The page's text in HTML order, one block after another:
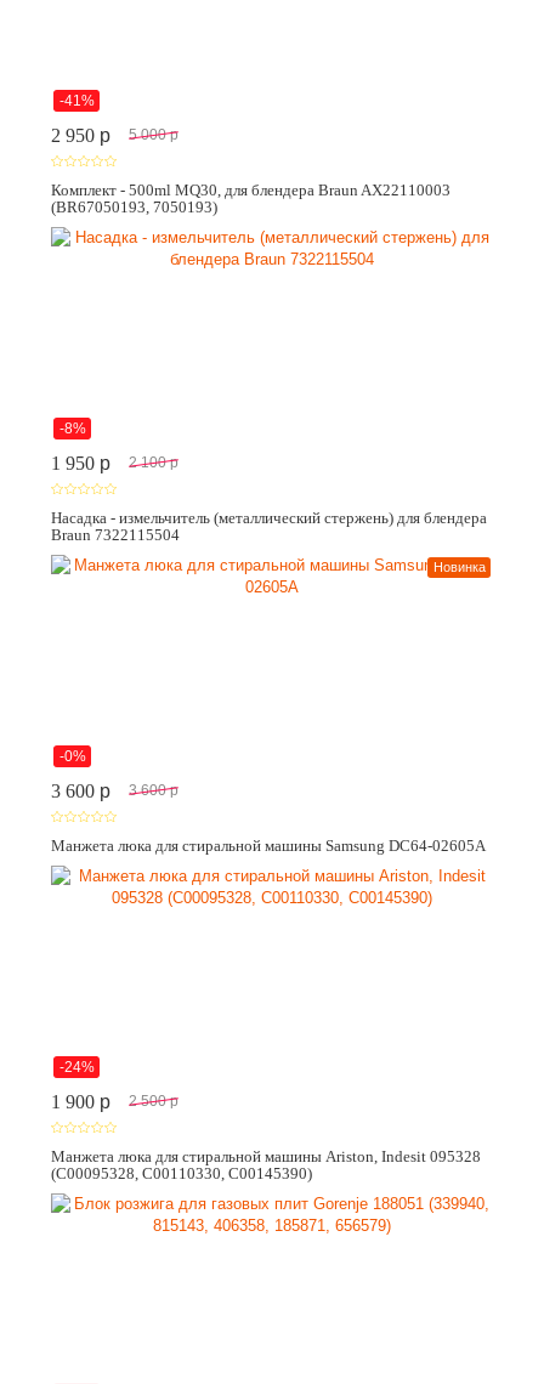
-41%
2 950 p 5 000 p
Комплект - 500ml MQ30, для блендера Braun AX22110003
(BR67050193, 7050193)
-8%
1 950 p 2 100 p
Насадка - измельчитель (металлический стержень) для блендера
Braun 7322115504
-0%
Новинка
3 600 p 3 600 p
Манжета люка для стиральной машины Samsung DC64-02605A
-24%
1 900 p 2 500 p
Манжета люка для стиральной машины Ariston, Indesit 095328
(C00095328, C00110330, C00145390)